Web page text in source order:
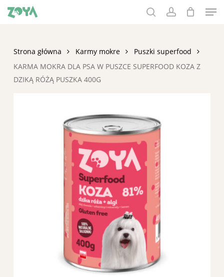
Skip
Strona główna Karmy mokre
Puszki superfood
KARMA MOKRA DLA PSA W PUSZCE SUPERFOOD KOZA Z
DZIKĄ RÓŻĄ PUSZKA 400G